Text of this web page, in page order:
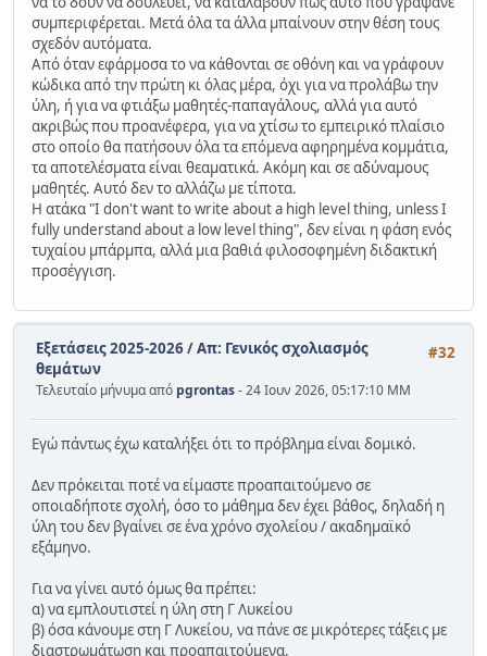
συμπεριφέρεται. Μετά όλα τα άλλα μπαίνουν στην θέση τους
σχεδόν αυτόματα.
Από όταν εφάρμοσα το να κάθονται σε οθόνη και να γράφουν
κώδικα από την πρώτη κι όλας μέρα, όχι για να προλάβω την
ύλη, ή για να φτιάξω μαθητές-παπαγάλους, αλλά για αυτό
ακριβώς που προανέφερα, για να χτίσω το εμπειρικό πλαίσιο
στο οποίο θα πατήσουν όλα τα επόμενα αφηρημένα κομμάτια,
τα αποτελέσματα είναι θεαματικά. Ακόμη και σε αδύναμους
μαθητές. Αυτό δεν το αλλάζω με τίποτα.
Η ατάκα "I don't want to write about a high level thing, unless I
fully understand about a low level thing", δεν είναι η φάση ενός
τυχαίου μπάρμπα, αλλά μια βαθιά φιλοσοφημένη διδακτική
προσέγγιση.
#32
Εξετάσεις 2025-2026/Απ: Γενικός σχολιασμός
θεμάτων
Τελευταίο μήνυμα από pgrontas- 24 Ιουν 2026, 05:17:10 ΜΜ
Εγώ πάντως έχω καταλήξει ότι το πρόβλημα είναι δομικό.
Δεν πρόκειται ποτέ να είμαστε προαπαιτούμενο σε
οποιαδήποτε σχολή, όσο το μάθημα δεν έχει βάθος, δηλαδή η
ύλη του δεν βγαίνει σε ένα χρόνο σχολείου / ακαδημαϊκό
εξάμηνο.
Για να γίνει αυτό όμως θα πρέπει:
α) να εμπλουτιστεί η ύλη στη Γ Λυκείου
β) όσα κάνουμε στη Γ Λυκείου, να πάνε σε μικρότερες τάξεις με
διαστρωμάτωση και προαπαιτούμενα.